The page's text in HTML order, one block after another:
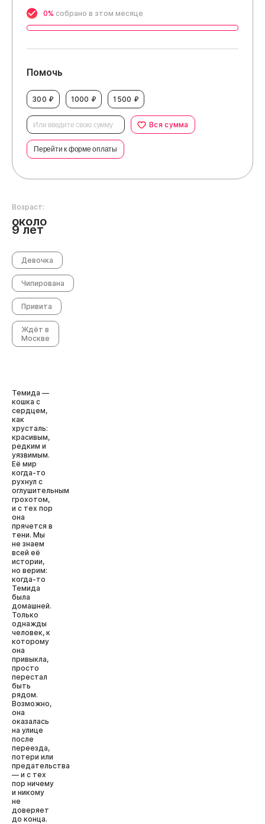
0% собрано в этом месяце
Помочь
300 ₽ 1000 ₽ 1500 ₽
Вся сумма
Перейти к форме оплаты
Возраст:
около
9 лет
Девочка
Чипирована
Привита
Ждёт в
Москве
Темида —
кошка с
сердцем,
как
хрусталь:
красивым,
редким и
уязвимым.
Её мир
когда-то
рухнул с
оглушительным
грохотом,
и с тех пор
она
прячется в
тени. Мы
не знаем
всей её
истории,
но верим:
когда-то
Темида
была
домашней.
Только
однажды
человек, к
которому
она
привыкла,
просто
перестал
быть
рядом.
Возможно,
она
оказалась
на улице
после
переезда,
потери или
предательства
— и с тех
пор ничему
и никому
не
доверяет
до конца.